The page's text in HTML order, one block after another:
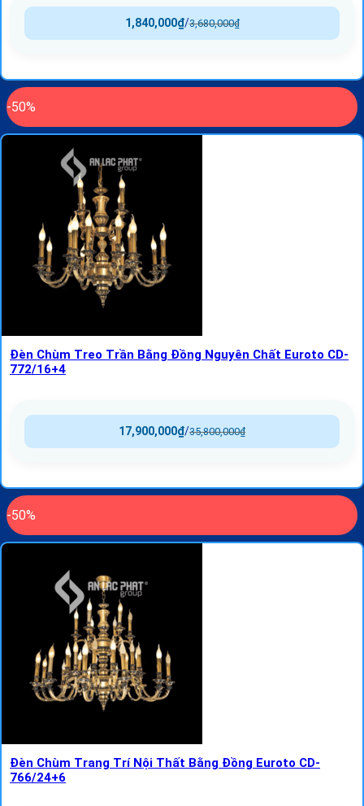
3,680,000₫
/
1,840,000₫
-50%
Đèn Chùm Treo Trần Bằng Đồng Nguyên Chất Euroto CD-
772/16+4
35,800,000₫
/
17,900,000₫
-50%
Đèn Chùm Trang Trí Nội Thất Bằng Đồng Euroto CD-
766/24+6